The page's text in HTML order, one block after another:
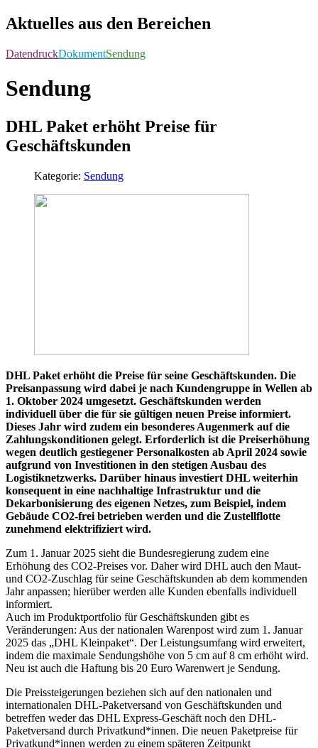
Aktuelles aus den Bereichen
DatendruckDokumentSendung
Sendung
DHL Paket erhöht Preise für
Geschäftskunden
Kategorie: Sendung
DHL Paket erhöht die Preise für seine Geschäftskunden. Die
Preisanpassung wird dabei je nach Kundengruppe in Wellen ab
1. Oktober 2024 umgesetzt. Geschäftskunden werden
individuell über die für sie gültigen neuen Preise informiert.
Dieses Jahr wird zudem ein besonderes Augenmerk auf die
Zahlungskonditionen gelegt. Erforderlich ist die Preiserhöhung
wegen deutlich gestiegener Personalkosten ab April 2024 sowie
aufgrund von Investitionen in den stetigen Ausbau des
Logistiknetzwerks. Darüber hinaus investiert DHL weiterhin
konsequent in eine nachhaltige Infrastruktur und die
Dekarbonisierung des eigenen Netzes, zum Beispiel, indem
Gebäude CO2-frei betrieben werden und die Zustellflotte
zunehmend elektrifiziert wird.
Zum 1. Januar 2025 sieht die Bundesregierung zudem eine
Erhöhung des CO2-Preises vor. Daher wird DHL auch den Maut-
und CO2-Zuschlag für seine Geschäftskunden ab dem kommenden
Jahr anpassen; hierüber werden alle Kunden ebenfalls individuell
informiert.
Auch im Produktportfolio für Geschäftskunden gibt es
Veränderungen: Aus der nationalen Warenpost wird zum 1. Januar
2025 das „DHL Kleinpaket“. Der Leistungsumfang wird erweitert,
indem die maximale Sendungshöhe von 5 cm auf 8 cm erhöht wird.
Neu ist auch die Haftung bis 20 Euro Warenwert je Sendung.
Die Preissteigerungen beziehen sich auf den nationalen und
internationalen DHL-Paketversand von Geschäftskunden und
betreffen weder das DHL Express-Geschäft noch den DHL-
Paketversand durch Privatkund*innen. Die neuen Paketpreise für
Privatkund*innen werden zu einem späteren Zeitpunkt